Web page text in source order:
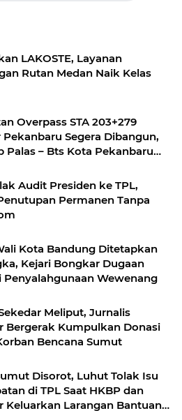
LAKOSTE, Layanan
Rutan Medan Naik Kelas
Overpass STA 203+279
Segera Dibangun,
Palas – Bts Kota Pekanbaru
Jalur
Audit Presiden ke TPL,
Permanen Tanpa
Kota Bandung Ditetapkan
Kejari Bongkar Dugaan
Penyalahgunaan Wewenang
Meliput, Jurnalis
Bergerak Kumpulkan Donasi
Bencana Sumut
Disorot, Luhut Tolak Isu
di TPL Saat HKBP dan
Keluarkan Larangan Bantuan